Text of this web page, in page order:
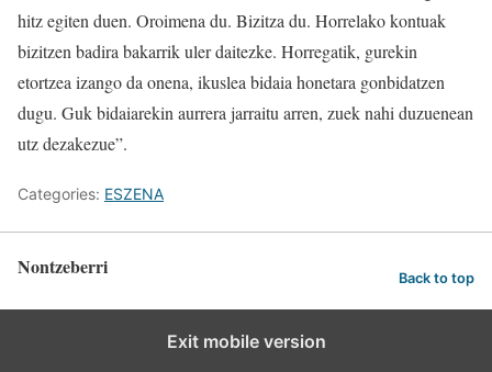
hitz egiten duen. Oroimena du. Bizitza du. Horrelako kontuak
bizitzen badira bakarrik uler daitezke. Horregatik, gurekin
etortzea izango da onena, ikuslea bidaia honetara gonbidatzen
dugu. Guk bidaiarekin aurrera jarraitu arren, zuek nahi duzuenean
utz dezakezue”.
Categories: ESZENA
Nontzeberri Back to top
Exit mobile version